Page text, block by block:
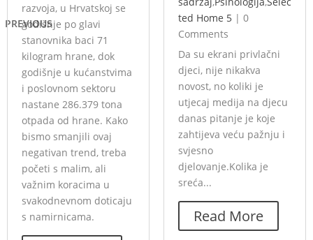
PREVIOUS
razvoja, u Hrvatskoj se
godišnje po glavi
stanovnika baci 71
kilogram hrane, dok
godišnje u kućanstvima
i poslovnom sektoru
nastane 286.379 tona
otpada od hrane. Kako
bismo smanjili ovaj
negativan trend, treba
početi s malim, ali
važnim koracima u
svakodnevnom doticaju
s namirnicama.
ted Home 5 | 0
Comments
Da su ekrani privlačni
djeci, nije nikakva
novost, no koliki je
utjecaj medija na djecu
danas pitanje je koje
zahtijeva veću pažnju i
svjesno
djelovanje.Kolika je
sreća...
Read More